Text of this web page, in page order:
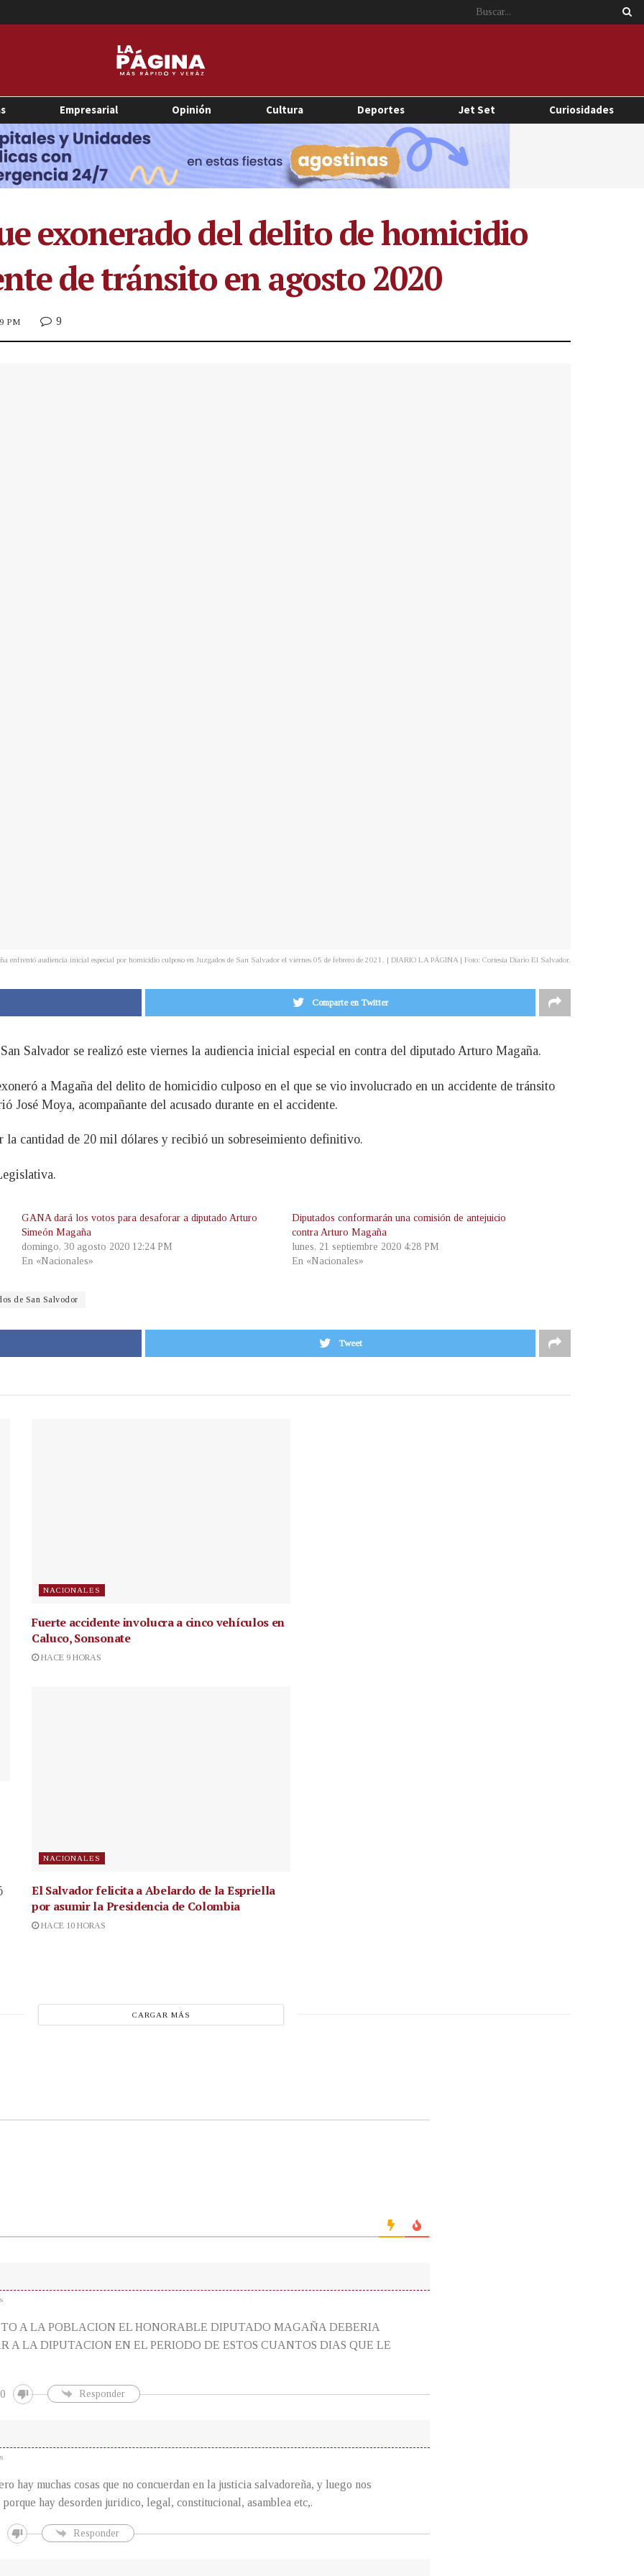
Empresarial Opinión Cultura Deportes Jet Set Curiosidades
exonerado del delito de homicidio
de tránsito en agosto 2020
PM 9
enfrentó audiencia inicial especial por homicidio culposo en Juzgados de San Salvador el viernes 05 de febrero de 2021. | DIARIO LA PÁGINA | Foto: Cortesía Diario El Salvador.
Comparte en Twitter
Salvador se realizó este viernes la audiencia inicial especial en contra del diputado Arturo Magaña.
a Magaña del delito de homicidio culposo en el que se vio involucrado en un accidente de tránsito
José Moya, acompañante del acusado durante en el accidente.
cantidad de 20 mil dólares y recibió un sobreseimiento definitivo.
GANA dará los votos para desaforar a diputado Arturo
Simeón Magaña
domingo, 30 agosto 2020 12:24 PM
En «Nacionales»
Diputados conformarán una comisión de antejuicio
contra Arturo Magaña
lunes, 21 septiembre 2020 4:28 PM
En «Nacionales»
de San Salvodor
Tweet
NACIONALES
Fuerte accidente involucra a cinco vehículos en
Caluco, Sonsonate
HACE 9 HORAS
NACIONALES
El Salvador felicita a Abelardo de la Espriella
por asumir la Presidencia de Colombia
HACE 10 HORAS
CARGAR MÁS
A LA POBLACION EL HONORABLE DIPUTADO MAGAÑA DEBERIA
A LA DIPUTACION EN EL PERIODO DE ESTOS CUANTOS DIAS QUE LE
0 Responder
hay muchas cosas que no concuerdan en la justicia salvadoreña, y luego nos
porque hay desorden juridico, legal, constitucional, asamblea etc,.
Responder